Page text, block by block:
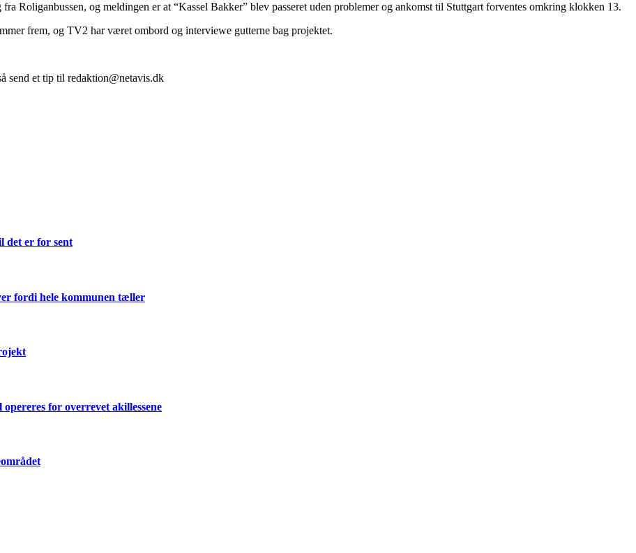
Roliganbussen, og meldingen er at “Kassel Bakker” blev passeret uden problemer og ankomst til Stuttgart forventes omkring klokken 13.
frem, og TV2 har været ombord og interviewe gutterne bag projektet.
send et tip til redaktion@netavis.dk
det er for sent
fordi hele kommunen tæller
for overrevet akillessene